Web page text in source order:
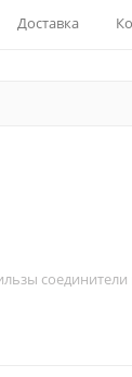
Доставка
соединители